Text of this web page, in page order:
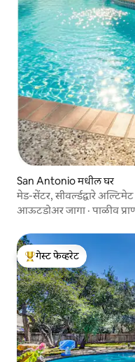
San Antonio मधील घर
मेड-सेंटर, सीवर्ल्डद्वारे
आऊटडोअर जागा ·पाळीव
टॉप गेस्ट फेव्हरेट
गेस्ट फेव्हरेट